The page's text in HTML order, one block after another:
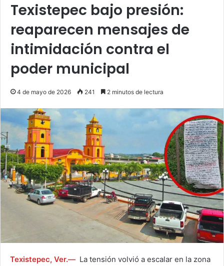
Texistepec bajo presión:
reaparecen mensajes de
intimidación contra el
poder municipal
4 de mayo de 2026 241 2 minutos de lectura
Texistepec, Ver.— La tensión volvió a escalar en la zona